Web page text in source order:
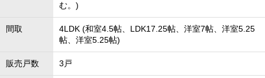
む。)
間取
4LDK (和室4.5帖、LDK17.25帖、洋室7帖、洋室5.25
帖、洋室5.25帖)
販売戸数 3戸